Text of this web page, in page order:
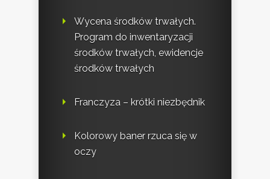
Wycena środków trwałych.
Program do inwentaryzacji
środków trwałych, ewidencje
środków trwałych
Franczyza – krótki niezbędnik
Kolorowy baner rzuca się w
oczy